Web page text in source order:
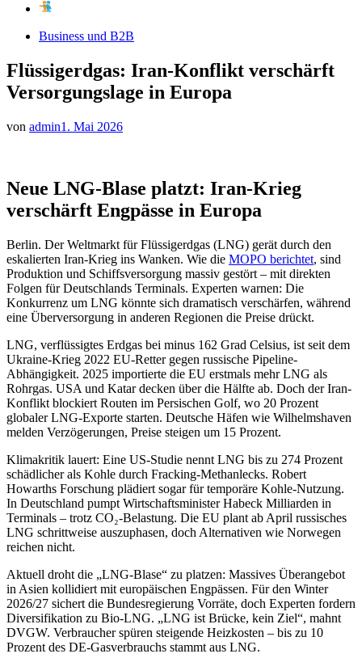
Business und B2B
Flüssigerdgas: Iran-Konflikt verschärft
Versorgungslage in Europa
von admin1. Mai 2026
Neue LNG-Blase platzt: Iran-Krieg
verschärft Engpässe in Europa
Berlin. Der Weltmarkt für Flüssigerdgas (LNG) gerät durch den
eskalierten Iran-Krieg ins Wanken. Wie die MOPO berichtet, sind
Produktion und Schiffsversorgung massiv gestört – mit direkten
Folgen für Deutschlands Terminals. Experten warnen: Die
Konkurrenz um LNG könnte sich dramatisch verschärfen, während
eine Überversorgung in anderen Regionen die Preise drückt.
LNG, verflüssigtes Erdgas bei minus 162 Grad Celsius, ist seit dem
Ukraine-Krieg 2022 EU-Retter gegen russische Pipeline-
Abhängigkeit. 2025 importierte die EU erstmals mehr LNG als
Rohrgas. USA und Katar decken über die Hälfte ab. Doch der Iran-
Konflikt blockiert Routen im Persischen Golf, wo 20 Prozent
globaler LNG-Exporte starten. Deutsche Häfen wie Wilhelmshaven
melden Verzögerungen, Preise steigen um 15 Prozent.
Klimakritik lauert: Eine US-Studie nennt LNG bis zu 274 Prozent
schädlicher als Kohle durch Fracking-Methanlecks. Robert
Howarths Forschung plädiert sogar für temporäre Kohle-Nutzung.
In Deutschland pumpt Wirtschaftsminister Habeck Milliarden in
Terminals – trotz CO₂-Belastung. Die EU plant ab April russisches
LNG schrittweise auszuphasen, doch Alternativen wie Norwegen
reichen nicht.
Aktuell droht die „LNG-Blase“ zu platzen: Massives Überangebot
in Asien kollidiert mit europäischen Engpässen. Für den Winter
2026/27 sichert die Bundesregierung Vorräte, doch Experten fordern
Diversifikation zu Bio-LNG. „LNG ist Brücke, kein Ziel“, mahnt
DVGW. Verbraucher spüren steigende Heizkosten – bis zu 10
Prozent des DE-Gasverbrauchs stammt aus LNG.